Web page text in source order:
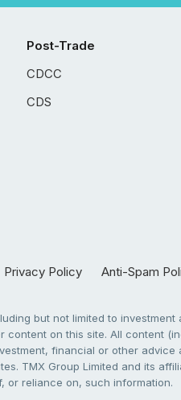
Post-Trade
CDCC
CDS
Privacy Policy Anti-Spam
but not limited to
on this site. All content
financial or other
TMX Group Limited and its
or reliance on, such information.